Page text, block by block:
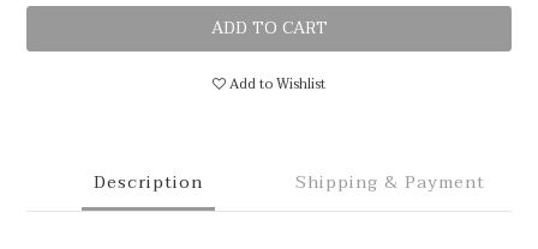
ADD TO CART
Add to Wishlist
Description Shipping & Payment